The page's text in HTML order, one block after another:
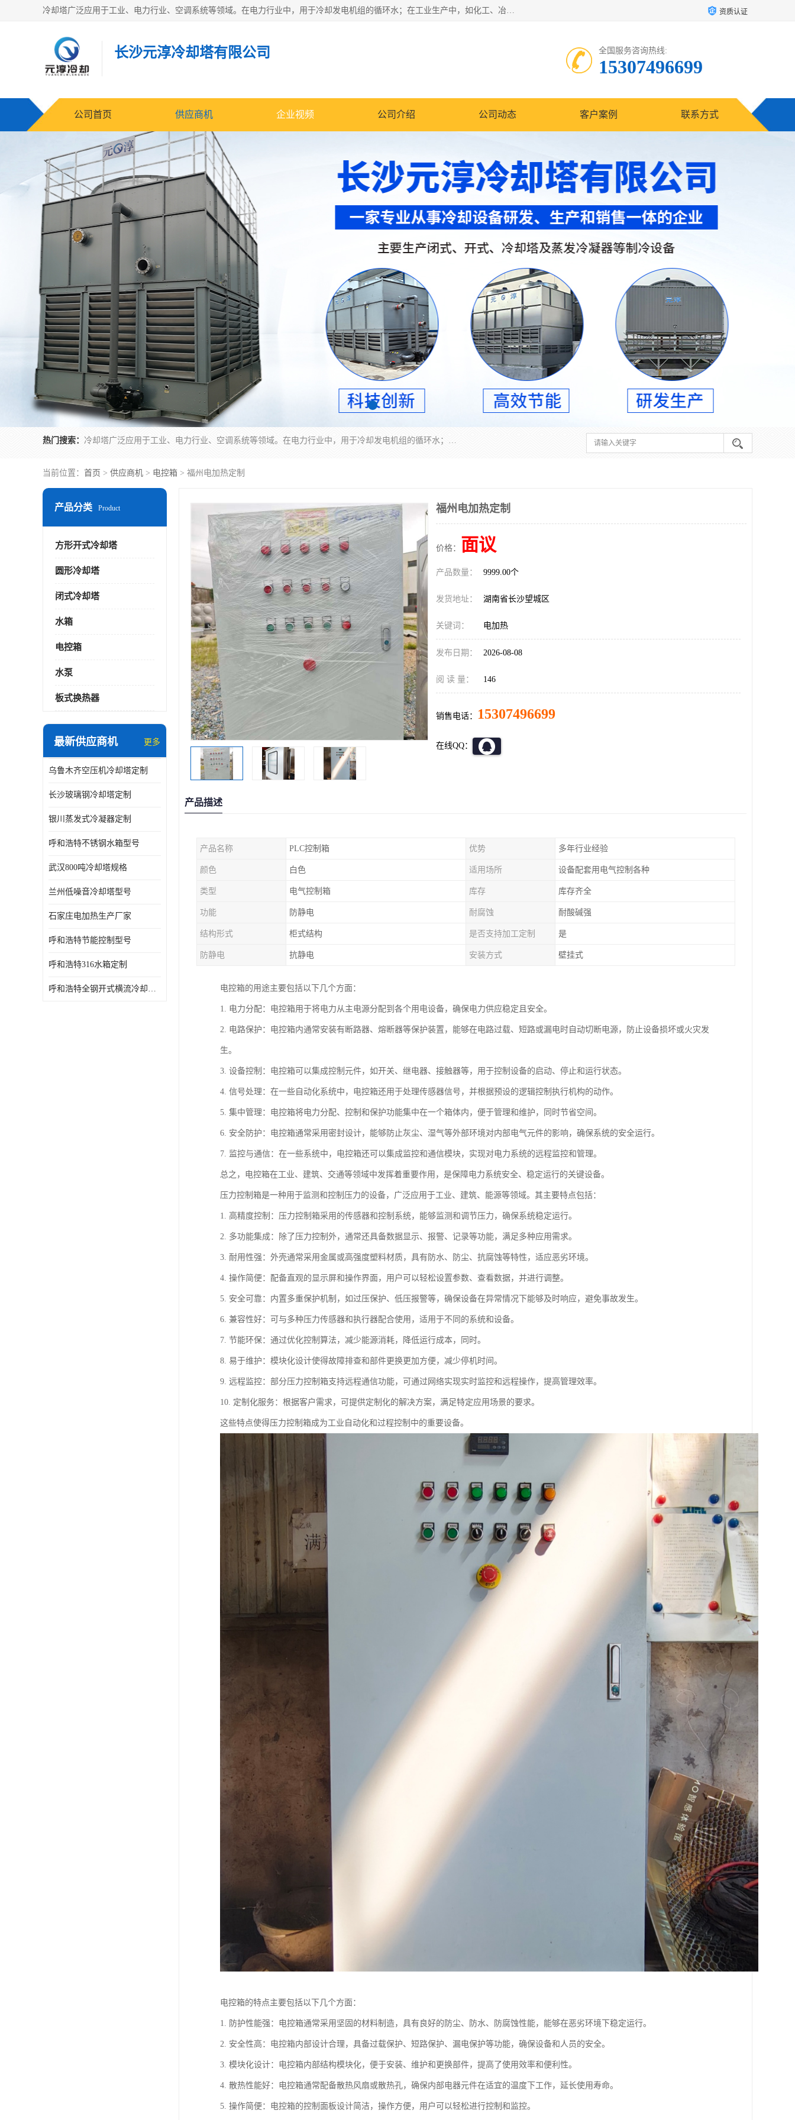
冷却塔广泛应用于工业、电力行业、空调系统等领域。在电力行业中，用于冷却发电机组的循环水；在工业生产中，如化工、冶金等行业，可降低生产过程中产生的热量；在空调系统中，为空调设备提供冷却水源 资质认证
长沙元淳冷却塔有限公司 全国服务咨询热线:
15307496699
公司首页 供应商机 企业视频 公司介绍 公司动态 客户案例 联系方式
热门搜索： 冷却塔广泛应用于工业、电力行业、空调系统等领域。在电力行业中，用于冷却发电机组的循环水；在工业生产中，如化工、冶金等行业，可降低生产过程中产生的热量；在空调系统中，为空调设备提供冷却水源
当前位置： 首页 > 供应商机 > 电控箱 > 福州电加热定制
产品分类 Product
方形开式冷却塔
圆形冷却塔
闭式冷却塔
水箱
电控箱
水泵
板式换热器
最新供应商机 更多
乌鲁木齐空压机冷却塔定制
长沙玻璃钢冷却塔定制
银川蒸发式冷凝器定制
呼和浩特不锈钢水箱型号
武汉800吨冷却塔规格
兰州低噪音冷却塔型号
石家庄电加热生产厂家
呼和浩特节能控制型号
呼和浩特316水箱定制
呼和浩特全钢开式横流冷却塔型号
福州电加热定制
价格： 面议
产品数量： 9999.00个
发货地址： 湖南省长沙望城区
关键词： 电加热
发布日期： 2026-08-08
阅 读 量： 146
销售电话： 15307496699
在线QQ：
产品描述
产品名称 PLC控制箱 优势 多年行业经验
颜色 白色 适用场所 设备配套用电气控制各种
类型 电气控制箱 库存 库存齐全
功能 防静电 耐腐蚀 耐酸碱强
结构形式 柜式结构 是否支持加工定制 是
防静电 抗静电 安装方式 壁挂式
电控箱的用途主要包括以下几个方面：
1. 电力分配：电控箱用于将电力从主电源分配到各个用电设备，确保电力供应稳定且安全。
2. 电路保护：电控箱内通常安装有断路器、熔断器等保护装置，能够在电路过载、短路或漏电时自动切断电源，防止设备损坏或火灾发
生。
3. 设备控制：电控箱可以集成控制元件，如开关、继电器、接触器等，用于控制设备的启动、停止和运行状态。
4. 信号处理：在一些自动化系统中，电控箱还用于处理传感器信号，并根据预设的逻辑控制执行机构的动作。
5. 集中管理：电控箱将电力分配、控制和保护功能集中在一个箱体内，便于管理和维护，同时节省空间。
6. 安全防护：电控箱通常采用密封设计，能够防止灰尘、湿气等外部环境对内部电气元件的影响，确保系统的安全运行。
7. 监控与通信：在一些系统中，电控箱还可以集成监控和通信模块，实现对电力系统的远程监控和管理。
总之，电控箱在工业、建筑、交通等领域中发挥着重要作用，是保障电力系统安全、稳定运行的关键设备。
压力控制箱是一种用于监测和控制压力的设备，广泛应用于工业、建筑、能源等领域。其主要特点包括：
1. 高精度控制：压力控制箱采用的传感器和控制系统，能够监测和调节压力，确保系统稳定运行。
2. 多功能集成：除了压力控制外，通常还具备数据显示、报警、记录等功能，满足多种应用需求。
3. 耐用性强：外壳通常采用金属或高强度塑料材质，具有防水、防尘、抗腐蚀等特性，适应恶劣环境。
4. 操作简便：配备直观的显示屏和操作界面，用户可以轻松设置参数、查看数据，并进行调整。
5. 安全可靠：内置多重保护机制，如过压保护、低压报警等，确保设备在异常情况下能够及时响应，避免事故发生。
6. 兼容性好：可与多种压力传感器和执行器配合使用，适用于不同的系统和设备。
7. 节能环保：通过优化控制算法，减少能源消耗，降低运行成本，同时。
8. 易于维护：模块化设计使得故障排查和部件更换更加方便，减少停机时间。
9. 远程监控：部分压力控制箱支持远程通信功能，可通过网络实现实时监控和远程操作，提高管理效率。
10. 定制化服务：根据客户需求，可提供定制化的解决方案，满足特定应用场景的要求。
这些特点使得压力控制箱成为工业自动化和过程控制中的重要设备。
电控箱的特点主要包括以下几个方面：
1. 防护性能强：电控箱通常采用坚固的材料制造，具有良好的防尘、防水、防腐蚀性能，能够在恶劣环境下稳定运行。
2. 安全性高：电控箱内部设计合理，具备过载保护、短路保护、漏电保护等功能，确保设备和人员的安全。
3. 模块化设计：电控箱内部结构模块化，便于安装、维护和更换部件，提高了使用效率和便利性。
4. 散热性能好：电控箱通常配备散热风扇或散热孔，确保内部电器元件在适宜的温度下工作，延长使用寿命。
5. 操作简便：电控箱的控制面板设计简洁，操作方便，用户可以轻松进行控制和监控。